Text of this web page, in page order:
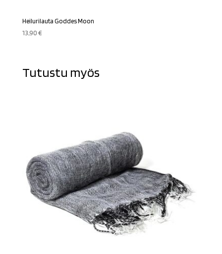
Heilurilauta Goddes Moon
13,90€
Tutustu myös